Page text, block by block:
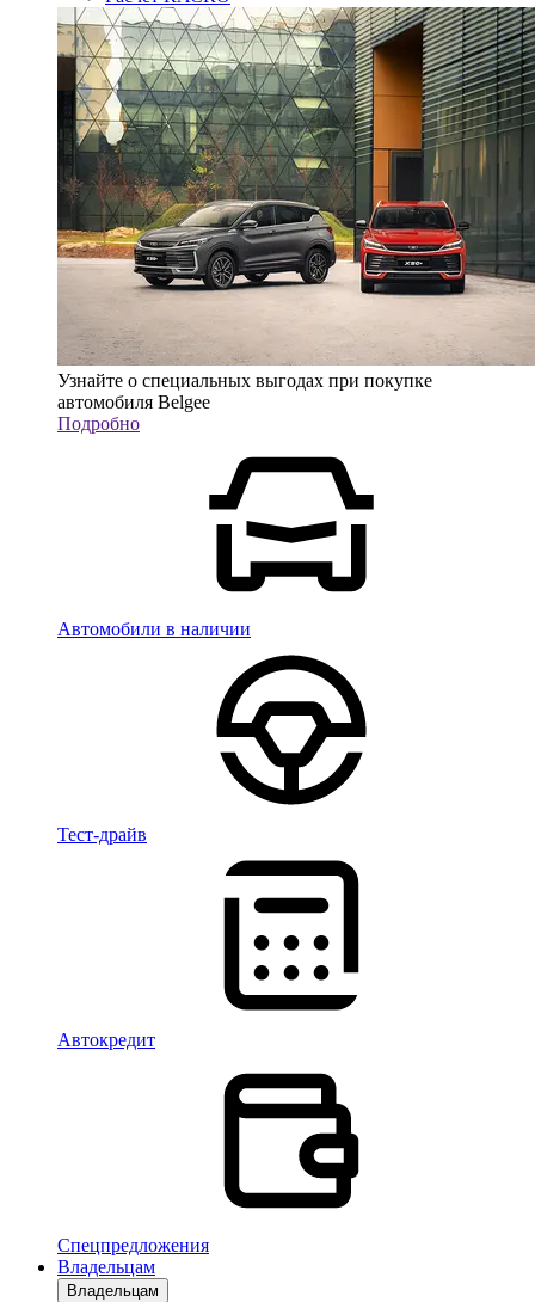
Узнайте о специальных выгодах при покупке
автомобиля Belgee
Подробно
Автомобили в наличии
Тест-драйв
Автокредит
Спецпредложения
Владельцам
Владельцам